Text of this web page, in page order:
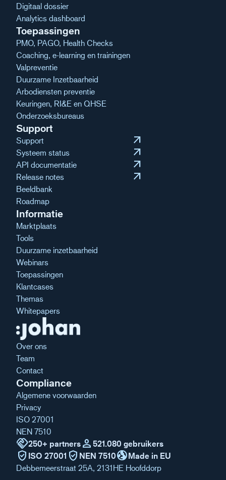
Digitaal dossier
Analytics dashboard
Toepassingen
PMO, PAGO, Health Checks
Coaching, e-learning en trainingen
Valpreventie
Duurzame Inzetbaarheid
Arbodiensten preventie
Keuringen, RI&E en QHSE
Onderzoeksbureaus
Support
Support arrow_outward
Systeem status arrow_outward
API documentatie arrow_outward
Release notes arrow_outward
Beeldbank
Roadmap
Informatie
Marktplaats
Tools
Duurzame inzetbaarheid
Webinars
Toepassingen
Klantcases
Themas
Whitepapers
Over ons
Team
Contact
Compliance
Algemene voorwaarden
Privacy
ISO 27001
NEN 7510
handshake250+ partners person 521.080 gebruikers
verified_user ISO 27001 verified_user NEN 7510globe_ukMade in EU
Debbemeerstraat 25A, 2131HE Hoofddorp